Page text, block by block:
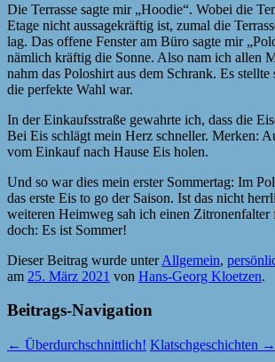
Die Terrasse sagte mir „Hoodie“. Wobei die
Etage nicht aussagekräftig ist, zumal die
lag. Das offene Fenster am Büro sagte mir
nämlich kräftig die Sonne. Also nam ich allen
nahm das Poloshirt aus dem Schrank. Es stellte
die perfekte Wahl war.
In der Einkaufsstraße gewahrte ich, dass die
Bei Eis schlägt mein Herz schneller. Merken:
vom Einkauf nach Hause Eis holen.
Und so war dies mein erster Sommertag: Im
das erste Eis to go der Saison. Ist das nicht
weiteren Heimweg sah ich einen Zitronenfalter
doch: Es ist Sommer!
Dieser Beitrag wurde unterAllgemein,
am 25. März 2021 von Hans-Georg Kloetzen.
Beitrags-Navigation
← Überdurchschnittlich! Klatschgeschichten →